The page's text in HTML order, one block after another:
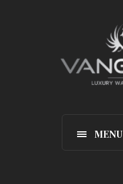
MENU